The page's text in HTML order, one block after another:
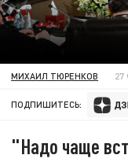
МИХАИЛ ТЮРЕНКОВ 27
ПОДПИШИТЕСЬ:
"Надо чаще